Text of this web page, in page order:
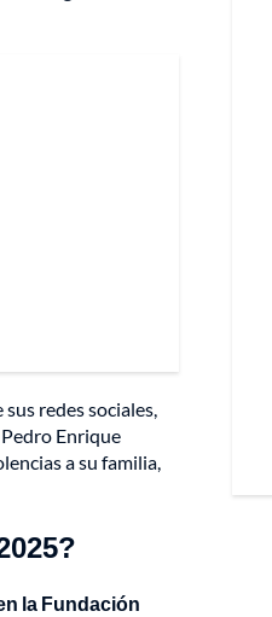
redes sociales,
Enrique
a su familia,
la Fundación